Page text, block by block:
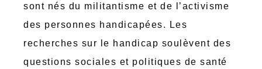
sont nés du militantisme et de l’activisme
des personnes handicapées. Les
recherches sur le handicap soulèvent des
questions sociales et politiques de santé